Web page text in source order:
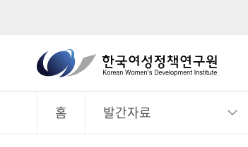
한
국
여
체
홈 발간자료